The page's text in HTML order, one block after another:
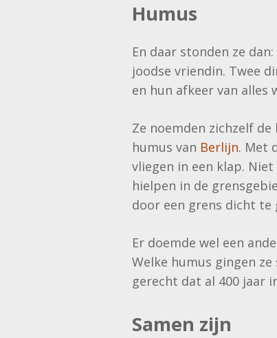
Humus
En daar stonden ze
joodse vriendin. Twee
en hun afkeer van alles
Ze noemden zichzelf
humus van Berlijn. Met
vliegen in een klap.
hielpen in de
door een grens dicht te
Er doemde wel een
Welke humus gingen
gerecht dat al 400 jaar
Samen zijn